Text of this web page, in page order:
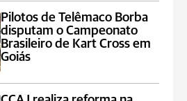
Pilotos de Telêmaco Borba
disputam o Campeonato
Brasileiro de Kart Cross em
Goiás